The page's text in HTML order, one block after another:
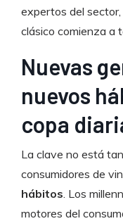
expertos del
clásico comienza a
Nuevas
nuevos
copa
La clave no está
consumidores de
hábitos . Los
motores del